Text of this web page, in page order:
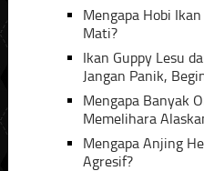
Mengapa Hobi
Mati?
Ikan Guppy Lesu
Jangan Panik,
Mengapa Banyak
Memelihara
Mengapa Anjing
Agresif?